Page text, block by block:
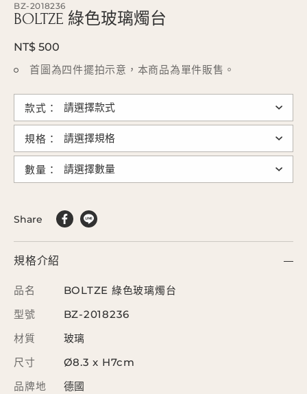
BZ-2018236
BOLTZE 綠色玻璃燭台
NT$ 500
首圖為四件擺拍示意，本商品為單件販售。
款式：
規格：
數量：
Share
規格介紹
品名
BOLTZE 綠色玻璃燭台
型號
BZ-2018236
材質
玻璃
尺寸
Ø8.3 x H7cm
品牌地
德國